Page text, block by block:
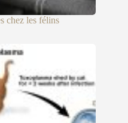
chez les félins